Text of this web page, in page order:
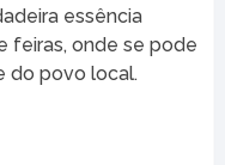
essência
feiras, onde se pode
do povo local.